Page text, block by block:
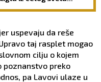
uspevaju da reše
taj rasplet mogao
cilju o kojem
poznanstvo preko
pa Lavovi ulaze u